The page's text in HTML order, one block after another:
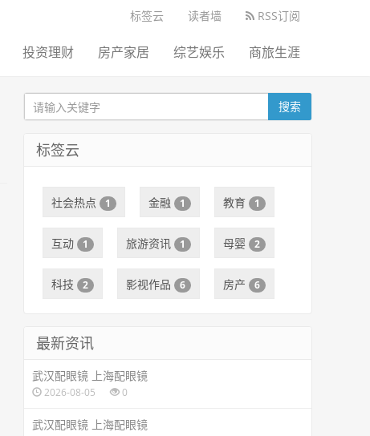
标签云 读者墙 RSS订阅
投资理财 房产家居 综艺娱乐 商旅生涯
搜索
标签云
社会热点 1 金融 1 教育 1
互动 1 旅游资讯 1 母婴 2
科技 2 影视作品 6 房产 6
最新资讯
武汉配眼镜 上海配眼镜
2026-08-05 0
武汉配眼镜 上海配眼镜